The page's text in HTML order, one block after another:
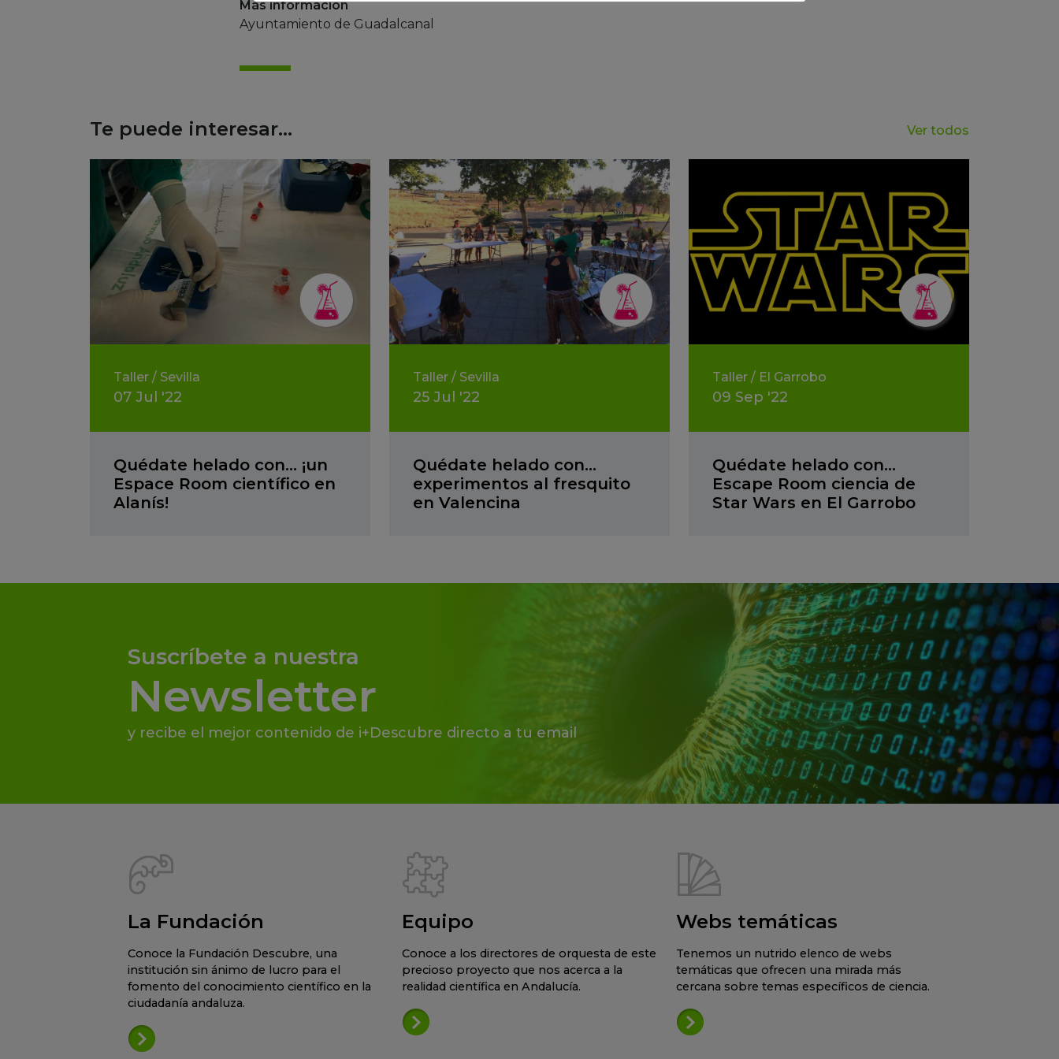
Más información
Ayuntamiento de Guadalcanal
Te puede interesar... Ver todos
Taller / Sevilla
07 Jul '22
Quédate helado con… ¡un
Espace Room científico en
Alanís!
Taller / Sevilla
25 Jul '22
Quédate helado con…
experimentos al fresquito
en Valencina
Taller / El Garrobo
09 Sep '22
Quédate helado con…
Escape Room ciencia de
Star Wars en El Garrobo
Suscríbete a nuestra
Newsletter
y recibe el mejor contenido de i+Descubre directo a tu email
La Fundación
Conoce la Fundación Descubre, una
institución sin ánimo de lucro para el
fomento del conocimiento científico en la
ciudadanía andaluza.
Equipo
Conoce a los directores de orquesta de este
precioso proyecto que nos acerca a la
realidad científica en Andalucía.
Webs temáticas
Tenemos un nutrido elenco de webs
temáticas que ofrecen una mirada más
cercana sobre temas específicos de ciencia.